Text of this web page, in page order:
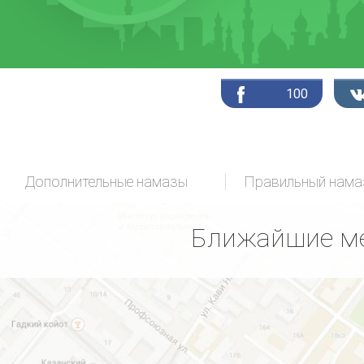
100
Дополнительные намазы
Ближайшие